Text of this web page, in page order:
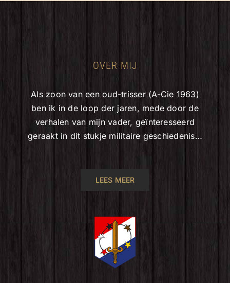
OVER MIJ
Als zoon van een oud-trisser (A-Cie 1963)
ben ik in de loop der jaren, mede door de
verhalen van mijn vader, geïnteresseerd
geraakt in dit stukje militaire geschiedenis…
LEES MEER